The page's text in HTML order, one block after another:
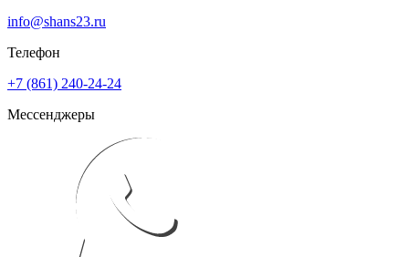
info@shans23.ru
Телефон
+7 (861) 240-24-24
Мессенджеры